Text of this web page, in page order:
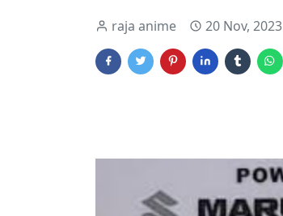
raja anime 20 Nov, 2023